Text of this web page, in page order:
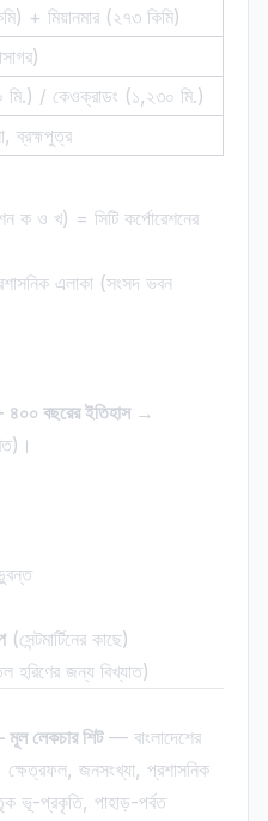
+ মিয়ানমার (২৭৩ কিমি)
মি.) / কেওক্রাডং (১,২৩০ মি.)
ব্রহ্মপুত্র
ক ও খ) = সিটি কর্পোরেশনের
এলাকা (সংসদ ভবন
৪০০ বছরের ইতিহাস →
(সেন্টমার্টিনের কাছে)
হরিণের জন্য বিখ্যাত)
লেকচার শিট— বাংলাদেশের
ক্ষেত্রফল, জনসংখ্যা, প্রশাসনিক
ভূ-প্রকৃতি, পাহাড়-পর্বত